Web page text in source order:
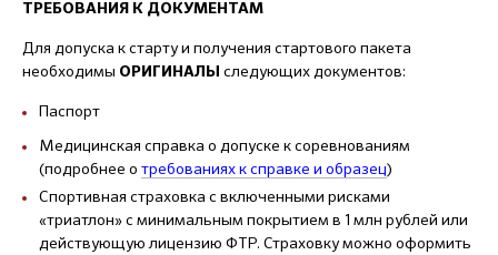
ТРЕБОВАНИЯ К ДОКУМЕНТАМ
Для допуска к старту и получения стартового пакета
необходимы ОРИГИНАЛЫ следующих документов:
Паспорт
Медицинская справка о допуске к соревнованиям
(подробнее о требованиях к справке и образец)
Спортивная страховка с включенными рисками
«триатлон» с минимальным покрытием в 1 млн рублей или
действующую лицензию ФТР. Страховку можно оформить